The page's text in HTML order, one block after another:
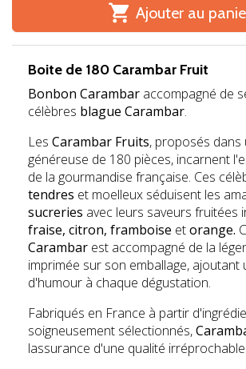
 Ajouter au
Boite de 180 Carambar Fruit
Bonbon Carambar accompagné de
célèbres blague Carambar.
Les Carambar Fruits, proposés dans
généreuse de 180 pièces, incarnent
de la gourmandise française. Ces
tendres et moelleux séduisent les
sucreries avec leurs saveurs fruitées
fraise, citron, framboise etorange.
Carambar est accompagné de la
imprimée sur son emballage, ajoutant
d'humour à chaque dégustation.
Fabriqués en France à partir
soigneusement sélectionnés,
lassurance d'une qualité irréprochable.